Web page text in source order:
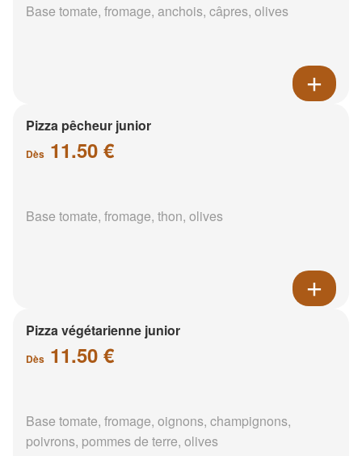
Base tomate, fromage, anchois, câpres, olives
Pizza pêcheur junior
Dès 11.50 €
Base tomate, fromage, thon, olives
Pizza végétarienne junior
Dès 11.50 €
Base tomate, fromage, oignons, champignons,
poivrons, pommes de terre, olives